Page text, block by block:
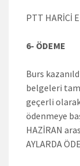
PTT HARİCİ
6- ÖDEME
Burs
belgeleri
geçerli
ödenmeye
HAZİRAN
AYLARDA